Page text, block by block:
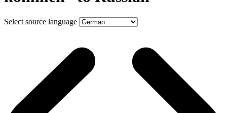
Select source language